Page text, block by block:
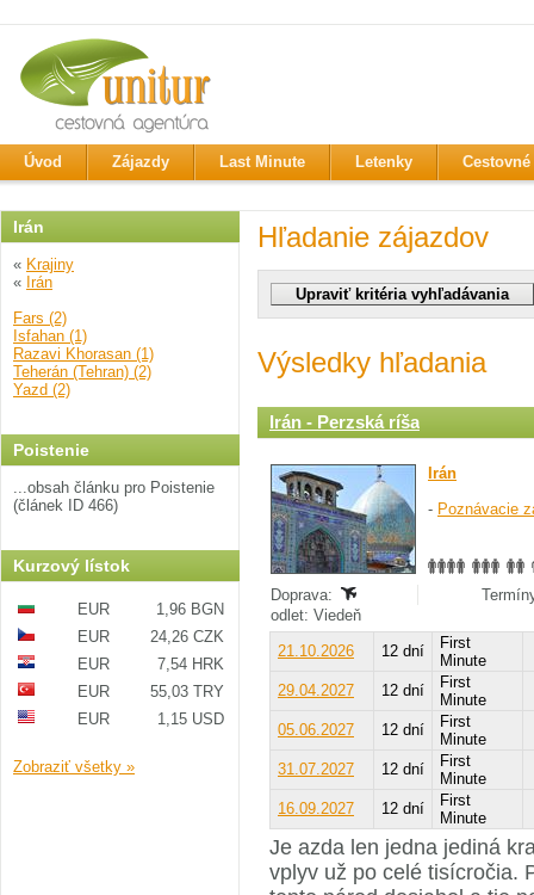
Úvod Zájazdy Last Minute Letenky
Irán
« Krajiny
« Irán
Fars (2)
Isfahan (1)
Razavi Khorasan (1)
Teherán (Tehran) (2)
Yazd (2)
Poistenie
...obsah článku pro Poistenie
(článek ID 466)
Kurzový lístok
EUR
1,96 BGN
EUR
24,26 CZK
EUR
7,54 HRK
EUR
55,03 TRY
EUR
1,15 USD
Zobraziť všetky »
Hľadanie zájazdov
Výsledky hľadania
Irán - Perzská ríša
Irán
- Poznávacie
Doprava:
odlet: Viedeň
21.10.2026
12 dní
First
Minute
29.04.2027
12 dní
First
Minute
05.06.2027
12 dní
First
Minute
31.07.2027
12 dní
First
Minute
16.09.2027
12 dní
First
Minute
Je azda len jedna jediná
vplyv už po celé tisícročia.